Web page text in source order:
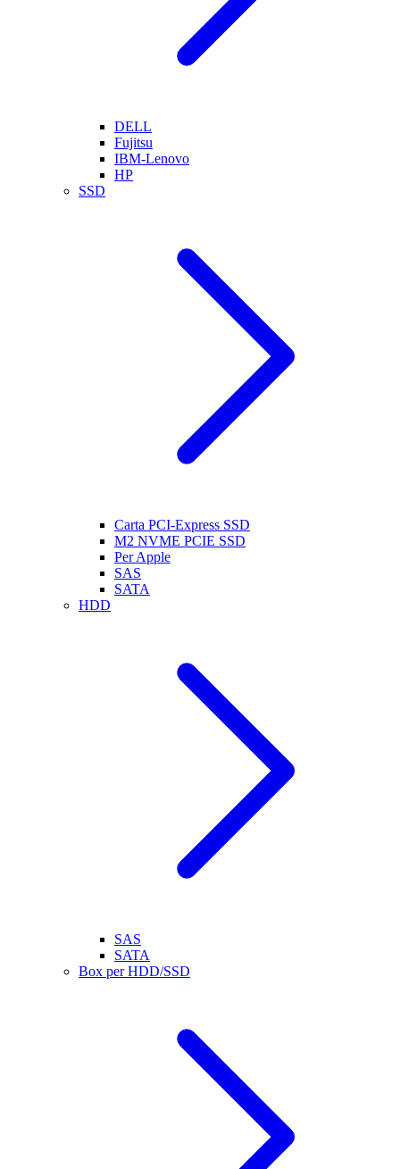
DELL
Fujitsu
IBM-Lenovo
HP
SSD
Carta PCI-Express SSD
M2 NVME PCIE SSD
Per Apple
SAS
SATA
HDD
SAS
SATA
Box per HDD/SSD